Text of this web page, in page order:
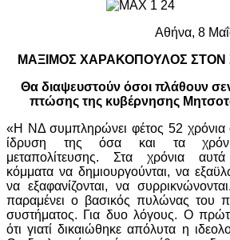
Αθήνα, 8
ΜΑΞΙΜΟΣ ΧΑΡΑΚΟΠΟΥΛΟΣ ΣΤΟΝ
Θα διαψευστούν όσοι πλάθουν
πτώσης της κυβέρνησης
«Η ΝΔ συμπληρώνει φέτος 52 χρόνια
ίδρυση της όσα και τα
μεταπολίτευσης. Στα χρόνια αυτά
κόμματα να δημιουργούνται, να
να εξαφανίζονται, να
παραμένει ο βασικός πυλώνας του
συστήματος. Για δυο λόγους. Ο
ότι γιατί δικαιώθηκε απόλυτα η